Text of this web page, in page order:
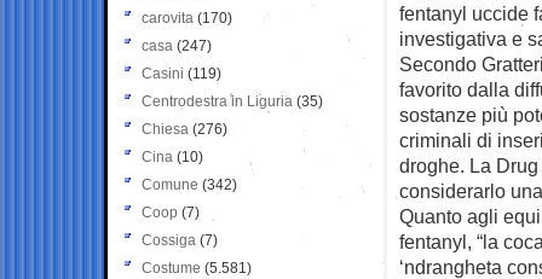
fentanyl uccide
investigativa e
Secondo
favorito dalla
sostanze più
criminali di
droghe. La
considerarlo
Quanto agli
fentanyl, “la
‘ndrangheta
carovita (170)
casa (247)
Casini (119)
Centrodestra in Liguria (35)
Chiesa (276)
Cina (10)
Comune (342)
Coop (7)
Cossiga (7)
Costume (5.581)